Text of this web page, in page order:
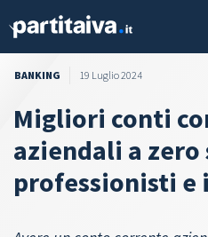
BANKING 19 Luglio 2024
Migliori conti
aziendali a zero
professionisti e